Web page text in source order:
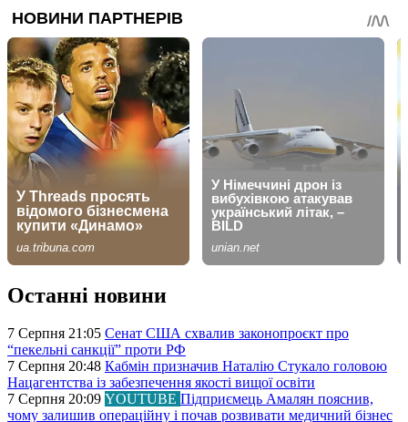
Останні новини
7 Серпня 21:05 Сенат США схвалив законопроєкт про
“пекельні санкції” проти РФ
7 Серпня 20:48 Кабмін призначив Наталію Стукало головою
Нацагентства із забезпечення якості вищої освіти
7 Серпня 20:09 YOUTUBE Підприємець Амалян пояснив,
чому залишив операційну і почав розвивати медичний бізнес